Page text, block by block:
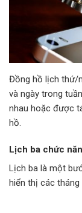
Đồng hồ lịch thứ/
và ngày trong
nhau hoặc được
hồ.
Lịch ba chức
Lịch ba là một
hiển thị các